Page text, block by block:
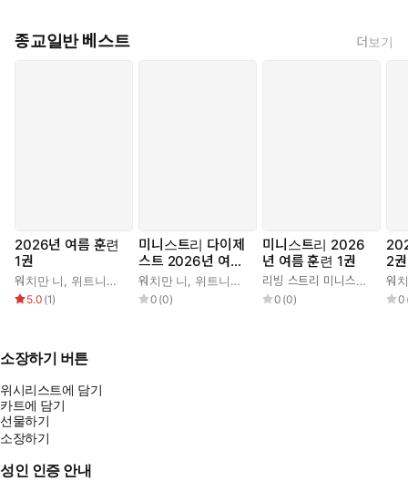
종교일반 베스트 더보기
2026년 여름 훈련
1권
워치만 니, 위트니스 리
5.0 (1)
미니스트리 다이제
스트 2026년 여름
훈련 1권
워치만 니, 위트니스 리
0 (0)
미니스트리 2026
년 여름 훈련 1권
리빙 스트리 미니스트리 편집부
0 (0)
2권
워
0
소장하기 버튼
위시리스트에 담기
카트에 담기
선물하기
소장하기
성인 인증 안내